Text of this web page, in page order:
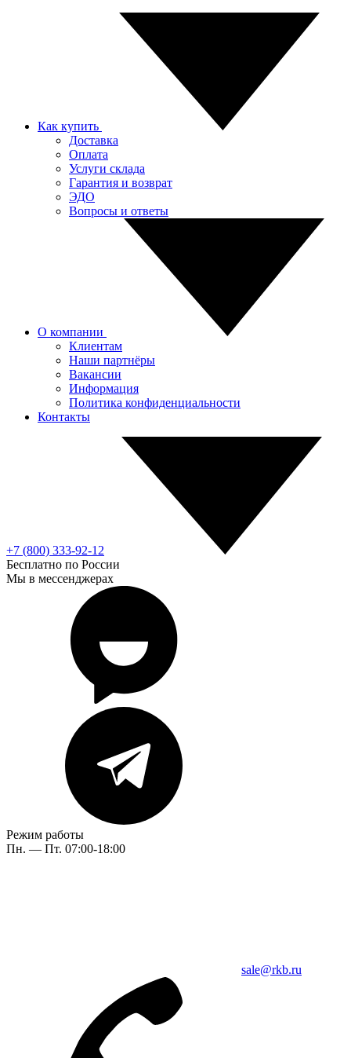
Как купить
Доставка
Оплата
Услуги склада
Гарантия и возврат
ЭДО
Вопросы и ответы
О компании
Клиентам
Наши партнёры
Вакансии
Информация
Политика конфиденциальности
Контакты
+7 (800) 333-92-12
Бесплатно по России
Мы в мессенджерах
Режим работы
Пн. — Пт. 07:00-18:00
sale@rkb.ru